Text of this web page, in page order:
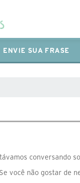
ENVIE SUA FRASE
conversando
você não gostar de